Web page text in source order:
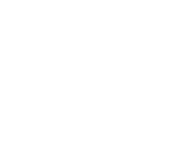
में अनुराधा प्रकाशन के स्टाल पर अपनी पुस्तक को